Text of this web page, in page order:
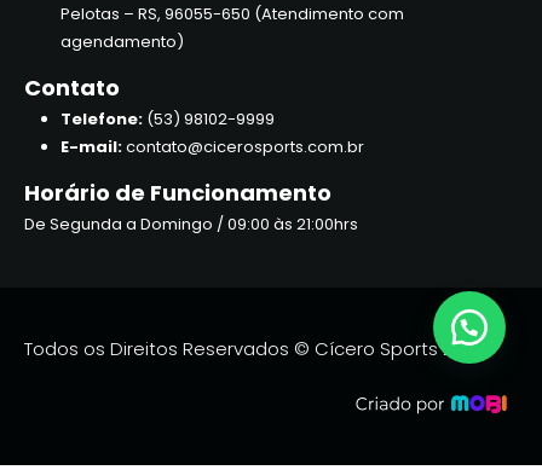
Pelotas – RS, 96055-650 (Atendimento com
agendamento)
Contato
Telefone:(53) 98102-9999
E-mail:contato@cicerosports.com.br
Horário de Funcionamento
De Segunda a Domingo / 09:00 às 21:00hrs
Todos os Direitos Reservados © Cícero Sports 2026.